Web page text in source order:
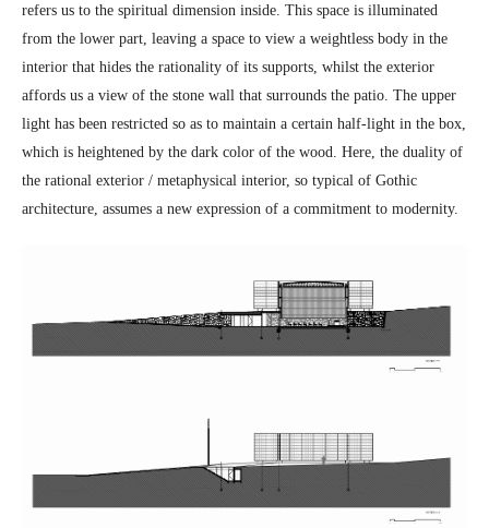
refers us to the spiritual dimension inside. This space is illuminated
from the lower part, leaving a space to view a weightless body in the
interior that hides the rationality of its supports, whilst the exterior
affords us a view of the stone wall that surrounds the patio. The upper
light has been restricted so as to maintain a certain half-light in the box,
which is heightened by the dark color of the wood. Here, the duality of
the rational exterior / metaphysical interior, so typical of Gothic
architecture, assumes a new expression of a commitment to modernity.